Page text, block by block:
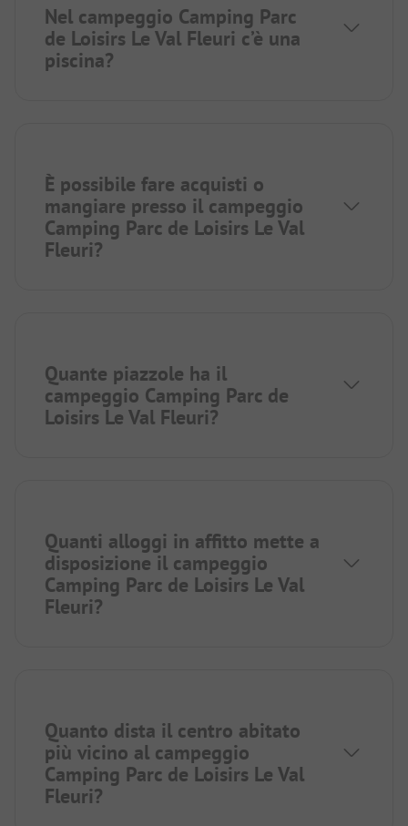
Nel campeggio Camping Parc
de Loisirs Le Val Fleuri c’è una
piscina?
È possibile fare acquisti o
mangiare presso il campeggio
Camping Parc de Loisirs Le Val
Fleuri?
Quante piazzole ha il
campeggio Camping Parc de
Loisirs Le Val Fleuri?
Quanti alloggi in affitto mette a
disposizione il campeggio
Camping Parc de Loisirs Le Val
Fleuri?
Quanto dista il centro abitato
più vicino al campeggio
Camping Parc de Loisirs Le Val
Fleuri?